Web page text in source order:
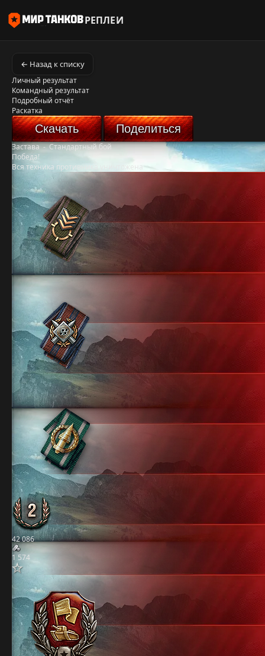
РЕПЛЕИ
← Назад к списку
Личный результат
Командный результат
Подробный отчёт
Раскатка
Скачать Поделиться
Застава-Стандартный бой
Победа!
Вся техника противника уничтожена
42 086
1 574